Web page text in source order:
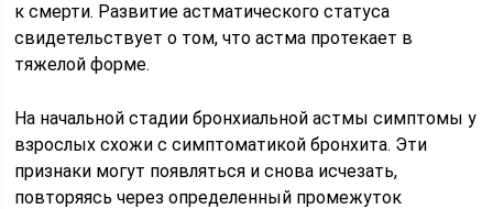
к смерти. Развитие астматического статуса
свидетельствует о том, что астма протекает в
тяжелой форме.
На начальной стадии бронхиальной астмы симптомы у
взрослых схожи с симптоматикой бронхита. Эти
признаки могут появляться и снова исчезать,
повторяясь через определенный промежуток